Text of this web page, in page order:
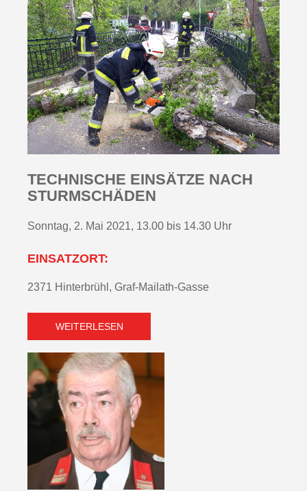
TECHNISCHE EINSÄTZE NACH
STURMSCHÄDEN
Sonntag, 2. Mai 2021, 13.00 bis 14.30 Uhr
EINSATZORT:
2371 Hinterbrühl, Graf-Mailath-Gasse
WEITERLESEN